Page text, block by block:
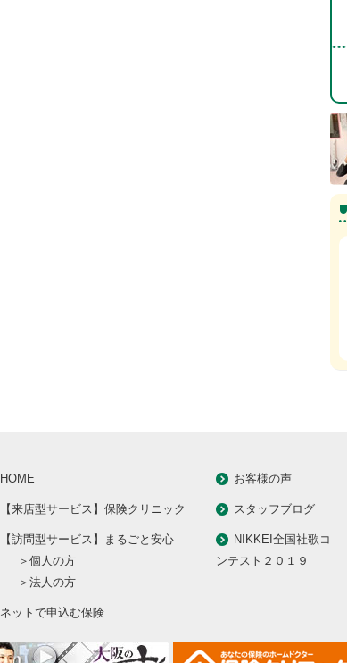
HOME
【来店型サービス】保険クリニック
【訪問型サービス】まるごと安心
＞個人の方
＞法人の方
ネットで申込む保険
お客様の声
スタッフブログ
NIKKEI全国社歌コ
ンテスト２０１９